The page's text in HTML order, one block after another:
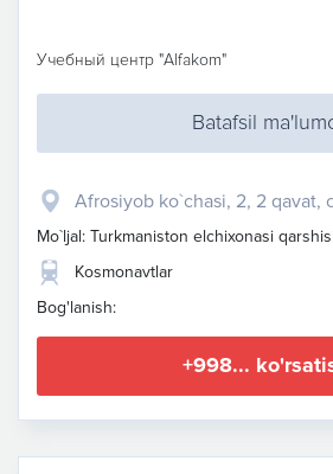
Учебный центр "Alfakom"
Batafsil
Afrosiyob ko`chasi, 2, 2 qavat,
Mo`ljal: Turkmaniston elchixonasi
Kosmonavtlar
Bog'lanish:
+998...